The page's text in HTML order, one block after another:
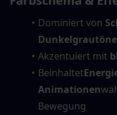
Dominiert von
Akzentuiert mit
Beinhaltet
Animationen
Bewegung